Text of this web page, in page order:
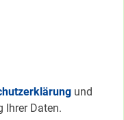
und
Ihrer Daten.